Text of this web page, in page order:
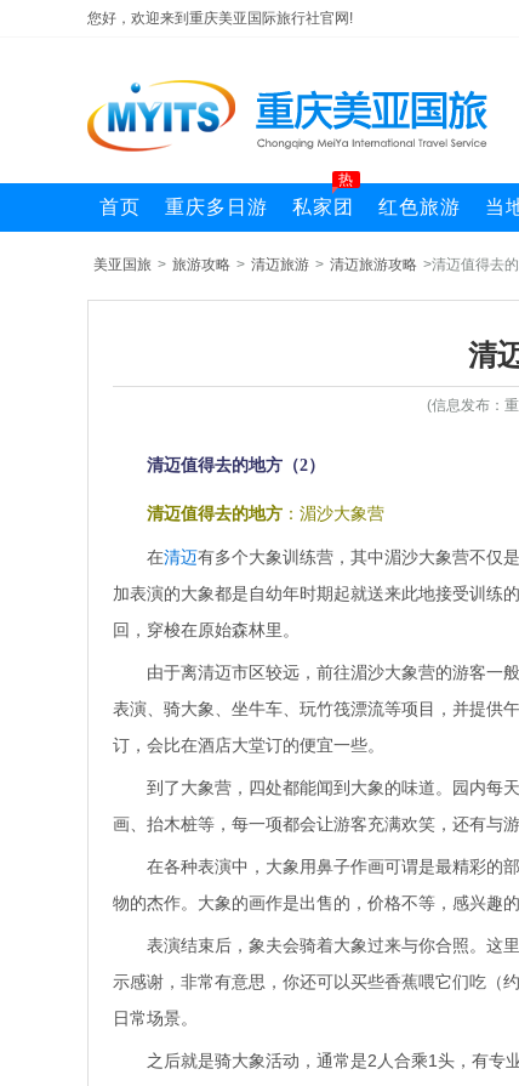
您好，欢迎来到重庆美亚国际旅行社官网!
首页 重庆多日游 私家团
热
红色旅游 当
美亚国旅 > 旅游攻略 > 清迈旅游 > 清迈旅游攻略 >清迈值得去的
清
(信息发布：
清迈值得去的地方（2）
清迈值得去的地方 ：湄沙大象营
在清迈有多个大象训练营，其中湄沙大象营不仅
加表演的大象都是自幼年时期起就送来此地接受训练
回，穿梭在原始森林里。
由于离清迈市区较远，前往湄沙大象营的游客一
表演、骑大象、坐牛车、玩竹筏漂流等项目，并提供
订，会比在酒店大堂订的便宜一些。
到了大象营，四处都能闻到大象的味道。园内每
画、抬木桩等，每一项都会让游客充满欢笑，还有与
在各种表演中，大象用鼻子作画可谓是最精彩的
物的杰作。大象的画作是出售的，价格不等，感兴趣
表演结束后，象夫会骑着大象过来与你合照。这
示感谢，非常有意思，你还可以买些香蕉喂它们吃（
日常场景。
之后就是骑大象活动，通常是2人合乘1头，有专